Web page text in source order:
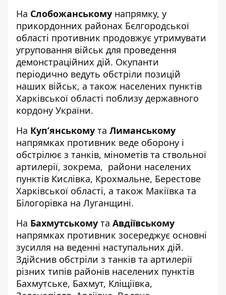
На Слобожанському напрямку, у
прикордонних районах Бєлгородської
області противник продовжує утримувати
угруповання військ для проведення
демонстраційних дій. Окупанти
періодично ведуть обстріли позицій
наших військ, а також населених пунктів
Харківської області поблизу державного
кордону України.
На Куп’янському та Лиманському
напрямках противник веде оборону і
обстрілює з танків, мінометів та ствольної
артилерії, зокрема, райони населених
пунктів Кислівка, Крохмальне, Берестове
Харківської області, а також Макіївка та
Білогорівка на Луганщині.
На Бахмутському та Авдіївському
напрямках противник зосереджує основні
зусилля на веденні наступальних дій.
Здійснив обстріли з танків та артилерії
різних типів районів населених пунктів
Бахмутське, Бахмут, Кліщіївка,